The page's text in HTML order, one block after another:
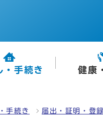
・手続き 健康
手続き 届出・証明・登録